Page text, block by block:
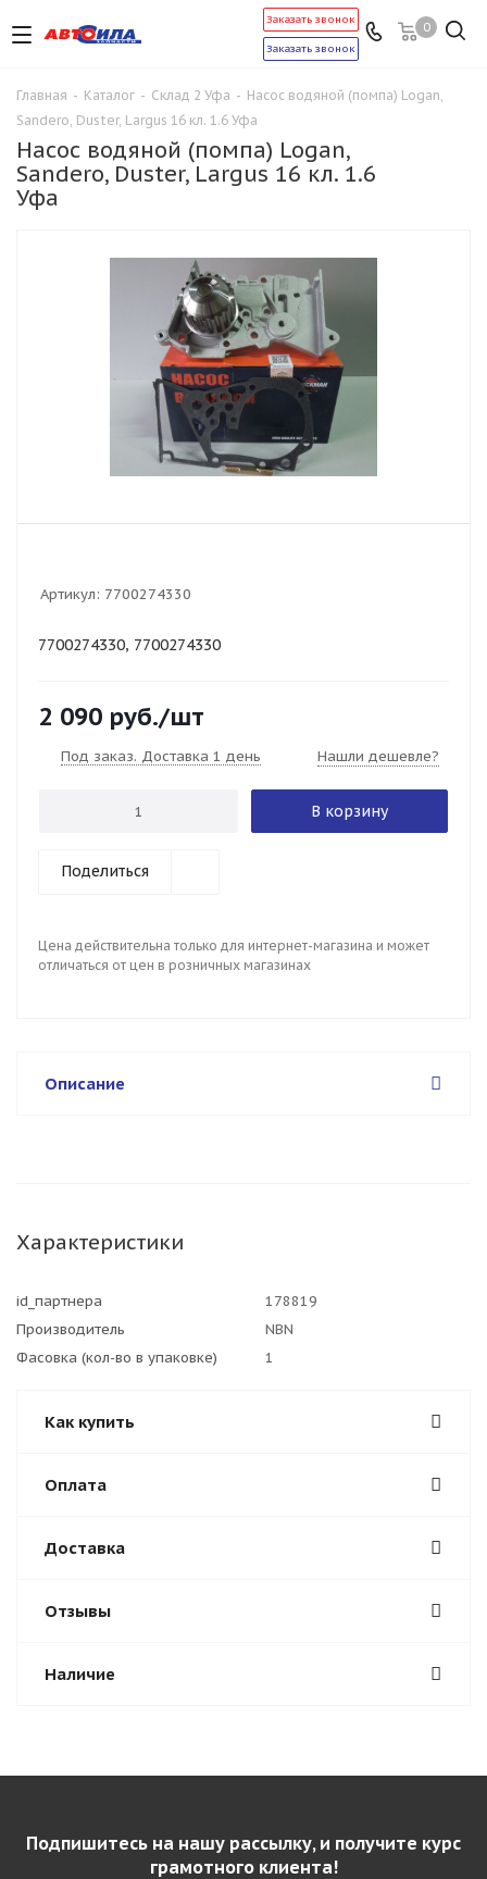
0
Заказать звонок
Заказать звонок
Главная - Каталог - Склад 2 Уфа - Насос водяной (помпа) Logan,
Sandero, Duster, Largus 16 кл. 1.6 Уфа
Насос водяной (помпа) Logan,
Sandero, Duster, Largus 16 кл. 1.6
Уфа
Артикул: 7700274330
7700274330, 7700274330
2 090 руб./шт
Под заказ. Доставка 1 день Нашли дешевле?
В корзину
Поделиться
Цена действительна только для интернет-магазина и может
отличаться от цен в розничных магазинах
Описание
Характеристики
id_партнера
178819
Производитель
NBN
Фасовка (кол-во в упаковке)
1
Как купить
Оплата
Доставка
Отзывы
Наличие
Подпишитесь на нашу рассылку, и получите курс
грамотного клиента!